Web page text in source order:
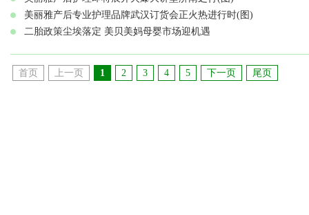
美丽雅产后专业护理品牌武汉订货会正火热进行时(图)
二胎政策尘埃落定 美贝美妈母婴市场迎机遇
首页 上一页 1 2 3 4 5 下一页 尾页